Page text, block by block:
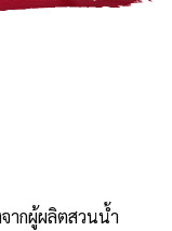
ากผู้ผลิตสวนน้ำ